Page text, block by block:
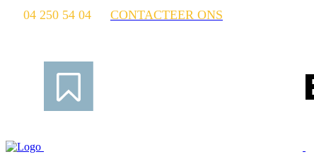
04 250 54 04 CONTACTEER ONS